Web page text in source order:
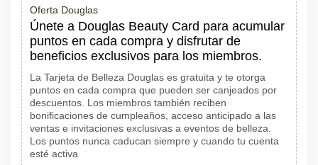
Oferta Douglas
Únete a Douglas Beauty Card para acumular
puntos en cada compra y disfrutar de
beneficios exclusivos para los miembros.
La Tarjeta de Belleza Douglas es gratuita y te otorga
puntos en cada compra que pueden ser canjeados por
descuentos. Los miembros también reciben
bonificaciones de cumpleaños, acceso anticipado a las
ventas e invitaciones exclusivas a eventos de belleza.
Los puntos nunca caducan siempre y cuando tu cuenta
esté activa